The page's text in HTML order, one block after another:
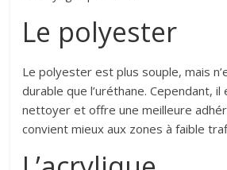
Le polyester
Le polyester est plus souple, mais
durable que l’uréthane. Cependant, il
nettoyer et offre une meilleure
convient mieux aux zones à faible